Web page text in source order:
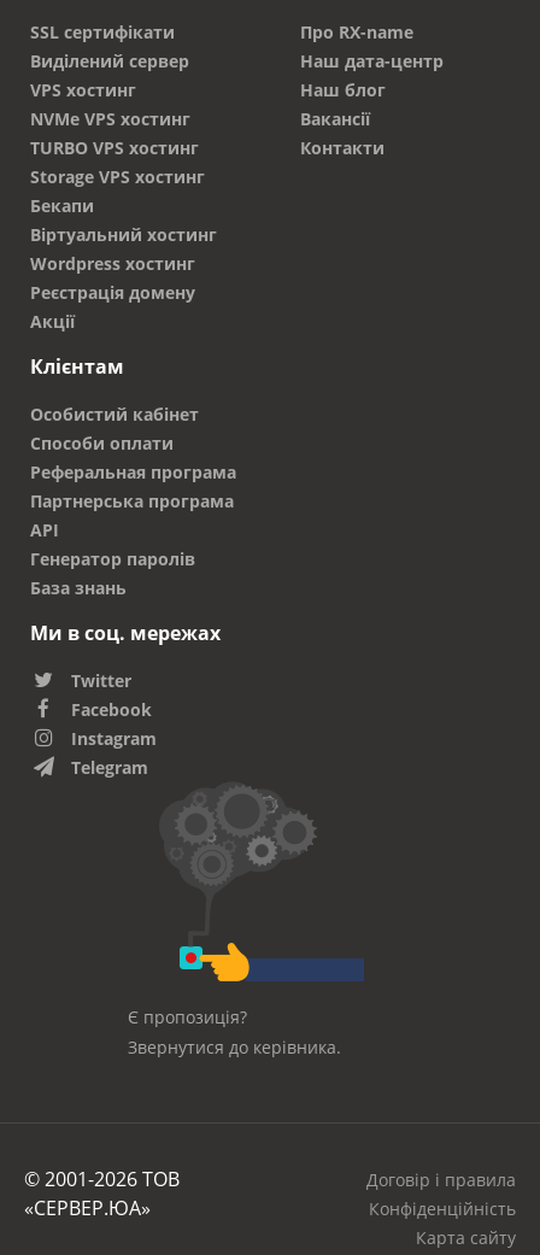
SSL сертифікати
Виділений сервер
VPS хостинг
NVMe VPS хостинг
TURBO VPS хостинг
Storage VPS хостинг
Бекапи
Віртуальний хостинг
Wordpress хостинг
Реєстрація домену
Акції
Про RX-name
Наш дата-центр
Наш блог
Вакансії
Контакти
Клієнтам
Особистий кабінет
Способи оплати
Реферальная програма
Партнерська програма
API
Генератор паролів
База знань
Ми в соц. мережах
Twitter
Facebook
Instagram
Telegram
Є пропозиція?
Звернутися до керівника.
© 2001-2026 ТОВ
«СЕРВЕР.ЮА»
Договір і правила
Конфіденційність
Карта сайту